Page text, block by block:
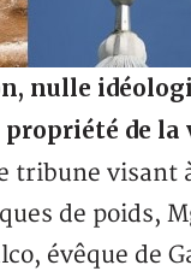
nulle
de la
tribune visant
de poids,
évêque de